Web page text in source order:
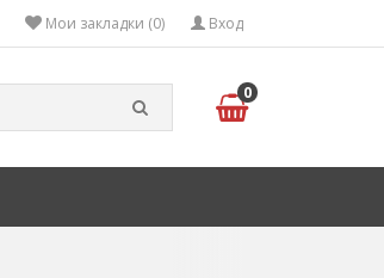
Вход
Мои закладки (0)
0